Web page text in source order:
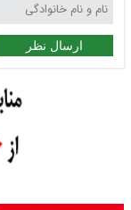
ارسال نظر